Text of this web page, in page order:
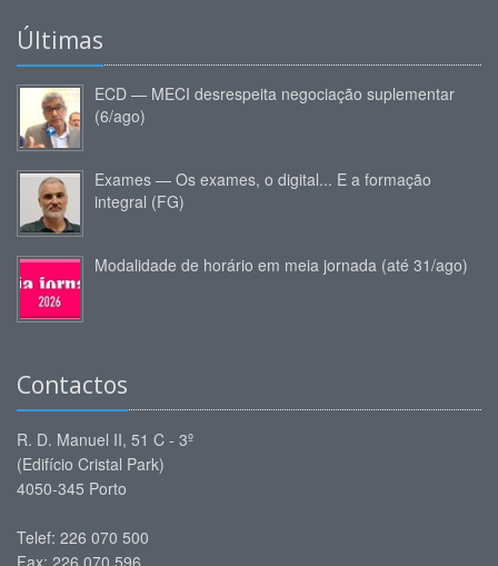
Últimas
ECD — MECI desrespeita negociação suplementar
(6/ago)
Exames — Os exames, o digital... E a formação
integral (FG)
Modalidade de horário em meia jornada (até 31/ago)
Contactos
R. D. Manuel II, 51 C - 3º
(Edifício Cristal Park)
4050-345 Porto
Telef: 226 070 500
Fax: 226 070 596